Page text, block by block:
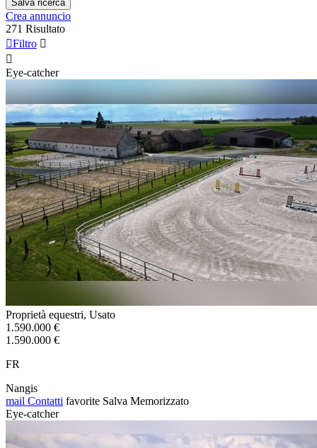
Salva ricerca
Crea annuncio
271 Risultato
Filtro 

Eye-catcher
Proprietà equestri, Usato
1.590.000 €
1.590.000 €
FR
Nangis
mail Contatti favorite Salva Memorizzato
Eye-catcher